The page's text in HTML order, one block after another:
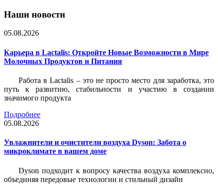
Наши новости
05.08.2026
Карьера в Lactalis: Откройте Новые Возможности в Мире
Молочных Продуктов и Питания
Работа в Lactalis – это не просто место для заработка, это
путь к развитию, стабильности и участию в создании
значимого продукта
Подробнее
05.08.2026
Увлажнители и очистители воздуха Dyson: Забота о
микроклимате в вашем доме
Dyson подходит к вопросу качества воздуха комплексно,
объединяя передовые технологии и стильный дизайн